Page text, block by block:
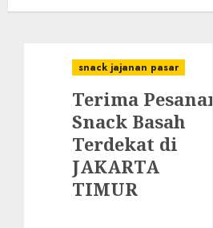
snack jajanan pasar
Terima Pesanan
Snack Basah
Terdekat di
JAKARTA
TIMUR